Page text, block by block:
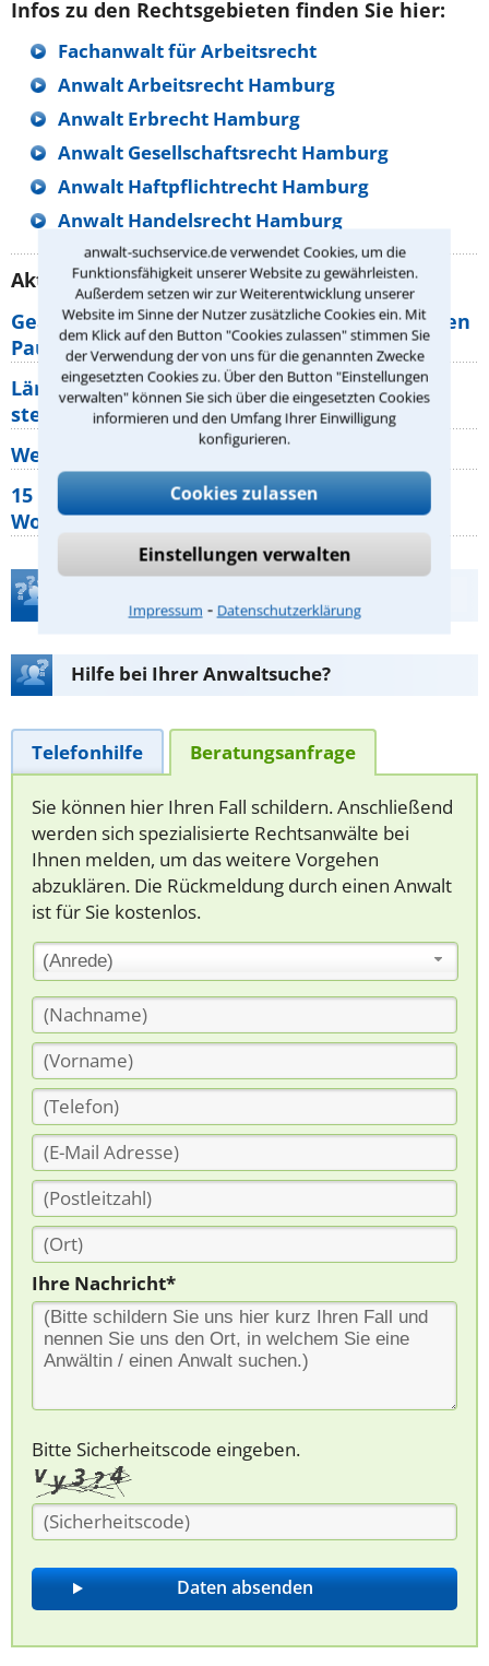
anwalt-suchservice.de verwendet Cookies, um die
Funktionsfähigkeit unserer Website zu gewährleisten.
Außerdem setzen wir zur Weiterentwicklung unserer
Website im Sinne der Nutzer zusätzliche Cookies ein. Mit
dem Klick auf den Button "Cookies zulassen" stimmen Sie
der Verwendung der von uns für die genannten Zwecke
eingesetzten Cookies zu. Über den Button "Einstellungen
verwalten" können Sie sich über die eingesetzten Cookies
informieren und den Umfang Ihrer Einwilligung
konfigurieren.
Cookies zulassen
Einstellungen verwalten
Impressum ⁃ Datenschutzerklärung
Infos zu den Rechtsgebieten finden Sie hier:
Fachanwalt für Arbeitsrecht
Anwalt Arbeitsrecht Hamburg
Anwalt Erbrecht Hamburg
Anwalt Gesellschaftsrecht Hamburg
Anwalt Haftpflichtrecht Hamburg
Anwalt Handelsrecht Hamburg
Aktuelle Rechtstipps unserer Redaktion
Geänderte Abflugzeiten: Welche Rechte haben
Pauschalurlauber?
Lärm von den Nachbarn: Welche Rechte
stehen mir zu?
Wer muss Zweitwohnungssteuer zahlen?
15 elementare Rechte, die jeder
Wohnungseigentümer kennen sollte
Hilfe bei Ihrer Anwaltsuche?
Telefonhilfe Beratungsanfrage
Sie können hier Ihren Fall schildern. Anschließend
werden sich spezialisierte Rechtsanwälte bei
Ihnen melden, um das weitere Vorgehen
abzuklären. Die Rückmeldung durch einen Anwalt
ist für Sie kostenlos.
(Anrede)
Ihre Nachricht*
Bitte Sicherheitscode eingeben.